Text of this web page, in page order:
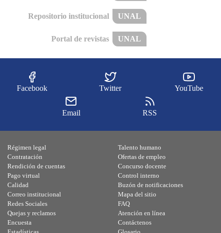
Repositorio institucional UNAL
Portal de revistas UNAL
Facebook Twitter YouTube
Email RSS
Régimen legal
Contratación
Rendición de cuentas
Pago virtual
Calidad
Talento humano
Ofertas de empleo
Concurso docente
Control interno
Buzón de notificaciones
Correo institucional
Redes Sociales
Quejas y reclamos
Encuesta
Mapa del sitio
FAQ
Atención en línea
Contáctenos